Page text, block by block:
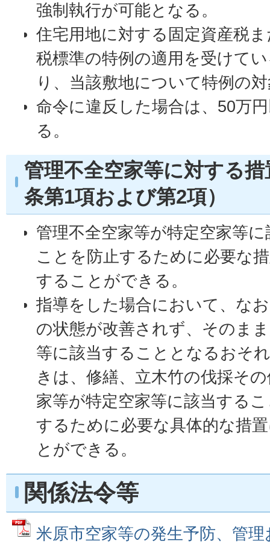
強制執行が可能となる。
住宅用地に対する固定資産税
税標準の特例の適用を受けて
り、当該敷地について特例の
命令に違反した場合は、50万
る。
管理不全空家等に対する
条第1項および第2項）
管理不全空家等が特定空家等
ことを防止するために必要な
することができる。
指導をした場合において、な
の状態が改善されず、そのま
等に該当することとなるおそ
きは、修繕、立木竹の伐採そ
家等が特定空家等に該当する
するために必要な具体的な措
とができる。
関係法令等
米原市空家等の発生予防、管